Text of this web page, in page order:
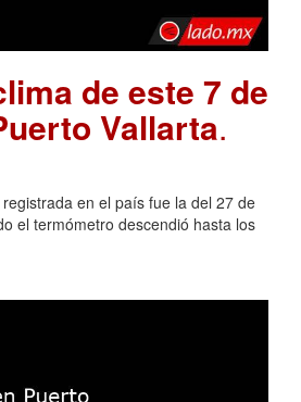
de este 7 de
Vallarta.
en el país fue la del 27 de
el termómetro descendió hasta los